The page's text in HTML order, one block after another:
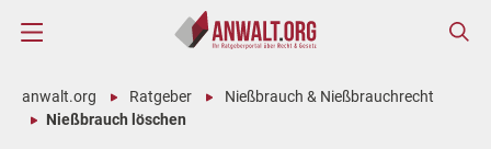
anwalt.org Ratgeber
Nießbrauch & Nießbrauchrecht
Nießbrauch löschen